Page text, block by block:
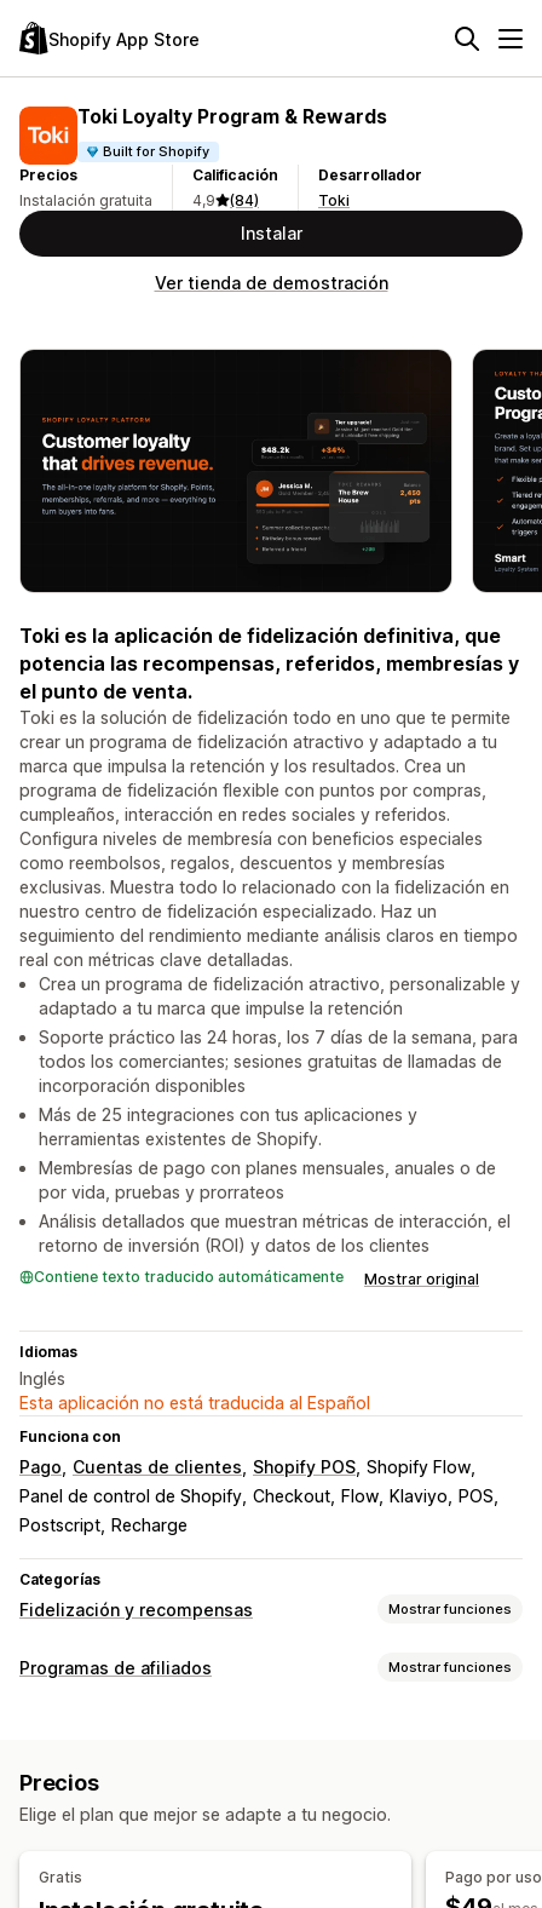
Shopify App Store
Toki Loyalty Program & Rewards
Built for Shopify
Precios
Instalación gratuita
Calificación
4,9
(84)
Desarrollador
Toki
Instalar
Ver tienda de demostración
Toki es la aplicación de fidelización definitiva, que
potencia las recompensas, referidos, membresías y
el punto de venta.
Toki es la solución de fidelización todo en uno que te permite
crear un programa de fidelización atractivo y adaptado a tu
marca que impulsa la retención y los resultados. Crea un
programa de fidelización flexible con puntos por compras,
cumpleaños, interacción en redes sociales y referidos.
Configura niveles de membresía con beneficios especiales
como reembolsos, regalos, descuentos y membresías
exclusivas. Muestra todo lo relacionado con la fidelización en
nuestro centro de fidelización especializado. Haz un
seguimiento del rendimiento mediante análisis claros en tiempo
real con métricas clave detalladas.
Crea un programa de fidelización atractivo, personalizable y
adaptado a tu marca que impulse la retención
Soporte práctico las 24 horas, los 7 días de la semana, para
todos los comerciantes; sesiones gratuitas de llamadas de
incorporación disponibles
Más de 25 integraciones con tus aplicaciones y
herramientas existentes de Shopify.
Membresías de pago con planes mensuales, anuales o de
por vida, pruebas y prorrateos
Análisis detallados que muestran métricas de interacción, el
retorno de inversión (ROI) y datos de los clientes
Contiene texto traducido automáticamente Mostrar original
Idiomas
Inglés
Esta aplicación no está traducida al Español
Funciona con
Pago Cuentas de clientes Shopify POS Shopify Flow
Panel de control de Shopify Checkout Flow Klaviyo
POS
Postscript
Recharge
Categorías
Fidelización y recompensas Mostrar funciones
Tipos de programas
Las recompensas que puedes ofrecer
Tarjetas de regalo
Crédito en tienda
Recompensas POS
Tarifas de envío
Programas de afiliados Mostrar funciones
Comisiones personalizadas
Comisión de producto Regalías Beneficios por niveles
Enlaces de afiliado
Precios
Elige el plan que mejor se adapte a tu negocio.
Gratis Pago por uso